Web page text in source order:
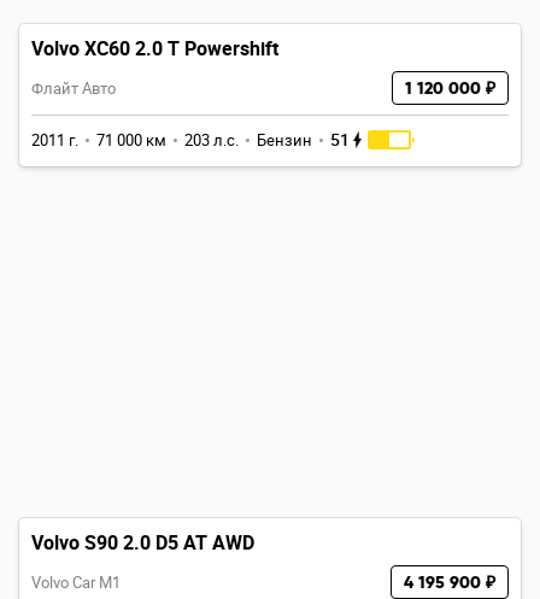
Volvo XC60 2.0 T Powershift
Флайт Авто 1 120 000 ₽
2011 г. 71 000 км 203 л.с. Бензин 51
Volvo S90 2.0 D5 AT AWD
Volvo Car M1 4 195 900 ₽